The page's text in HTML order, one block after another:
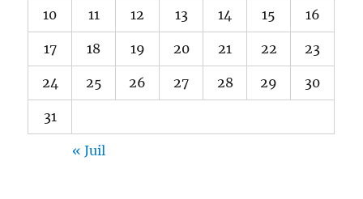
10 11 12 13 14 15 16
17 18 19 20 21 22 23
24 25 26 27 28 29 30
31
« Juil